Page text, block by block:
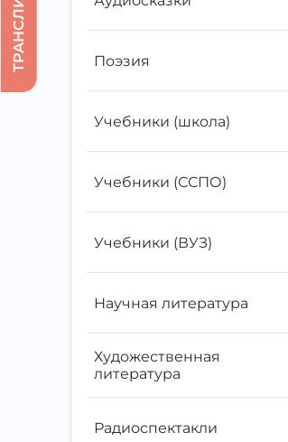
Поэзия
Учебники (школа)
Учебники (ССПО)
Учебники (ВУЗ)
Научная литература
Художественная
литература
Радиоспектакли
ТРАНСЛИТ